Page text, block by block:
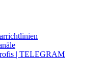
| TELEGRAM